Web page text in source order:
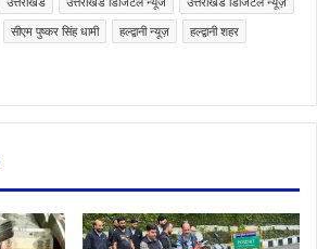
सीएम पुष्कर सिंह धामी हल्द्वानी न्यूज़
हल्द्वानी शहर